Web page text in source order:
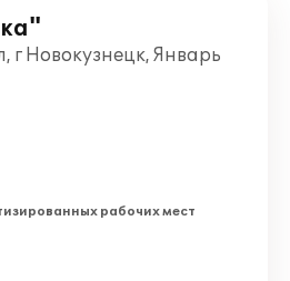
г Новокузнецк, Январь
рабочих мест